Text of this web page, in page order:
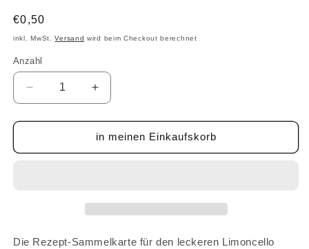
Normaler
Preis
€0,50
inkl. MwSt.Versand wird beim Checkout berechnet
Anzahl
Anzahl
Verringere
die
Menge
Limoncello
Erhöhe
die
Menge
für
Limoncello
in meinen Einkaufskorb
Die Rezept-Sammelkarte für den leckeren Limoncello